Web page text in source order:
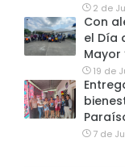
2 de
Con
el Día
Mayor
19 de
7 de